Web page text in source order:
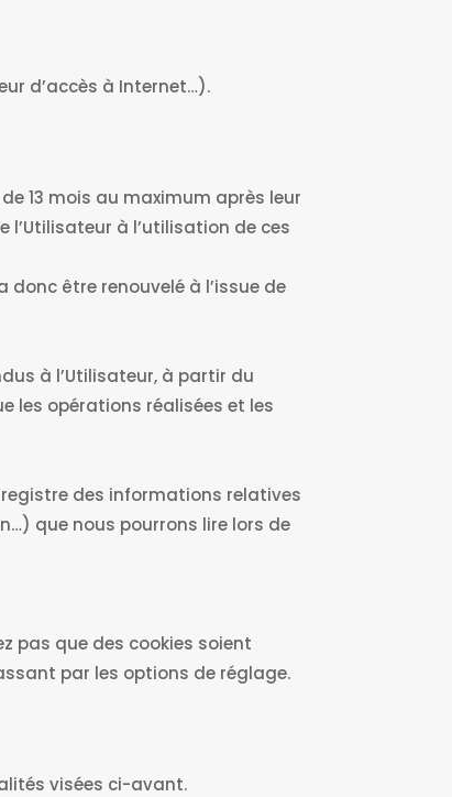
d’accès à Internet…).
13 mois au maximum après leur
à l’utilisation de ces
donc être renouvelé à l’issue de
à l’Utilisateur, à partir du
les opérations réalisées et les
des informations relatives
que nous pourrons lire lors de
pas que des cookies soient
par les options de réglage.
visées ci-avant.